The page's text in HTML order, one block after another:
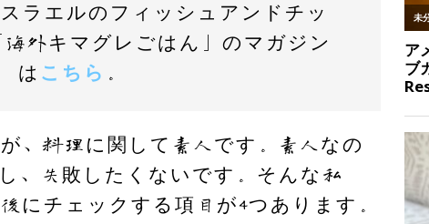
ラエルのフィッシュアンドチッ
海外キマグレごはん」のマガジン
は こちら 。
、料理に関して素人です。素人なの
、失敗したくないです。そんな私
にチェックする項目が4つあります。